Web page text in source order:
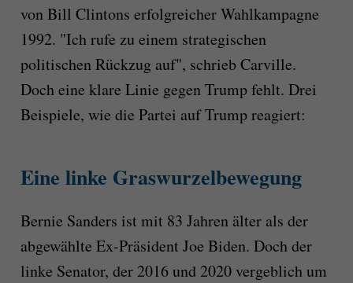
von Bill Clintons erfolgreicher Wahlkampagne
1992. "Ich rufe zu einem strategischen
politischen Rückzug auf", schrieb Carville.
Doch eine klare Linie gegen Trump fehlt. Drei
Beispiele, wie die Partei auf Trump reagiert:
Eine linke Graswurzelbewegung
Bernie Sanders ist mit 83 Jahren älter als der
abgewählte Ex-Präsident Joe Biden. Doch der
linke Senator, der 2016 und 2020 vergeblich um